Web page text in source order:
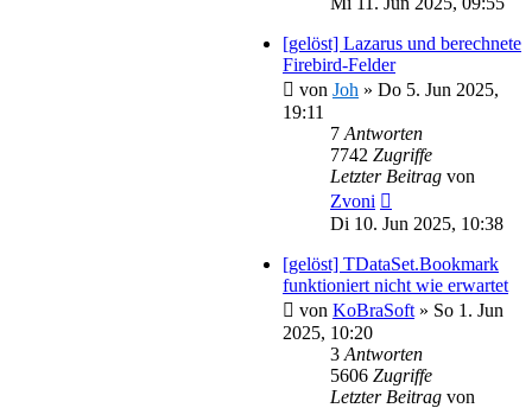
[gelöst] Lazarus und berechnete
Firebird-Felder
von Joh » Do 5. Jun 2025,
19:11
7 Antworten
7742 Zugriffe
Letzter Beitrag von
Zvoni
Di 10. Jun 2025, 10:38
[gelöst] TDataSet.Bookmark
funktioniert nicht wie erwartet
von KoBraSoft » So 1. Jun
2025, 10:20
3 Antworten
5606 Zugriffe
Letzter Beitrag von